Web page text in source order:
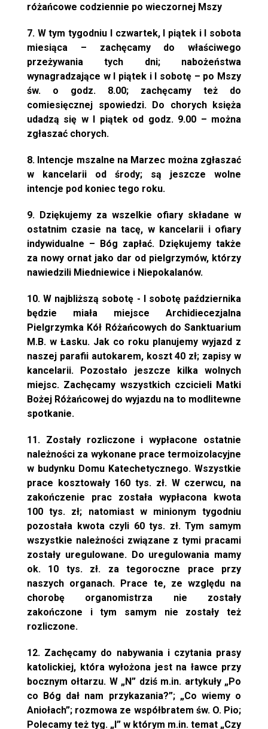
różańcowe codziennie po wieczornej Mszy
7. W tym tygodniu I czwartek, I piątek i I sobota
miesiąca – zachęcamy do właściwego
przeżywania tych dni; nabożeństwa
wynagradzające w I piątek i I sobotę – po Mszy
św. o godz. 8.00; zachęcamy też do
comiesięcznej spowiedzi. Do chorych księża
udadzą się w I piątek od godz. 9.00 – można
zgłaszać chorych.
8. Intencje mszalne na Marzec można zgłaszać
w kancelarii od środy; są jeszcze wolne
intencje pod koniec tego roku.
9. Dziękujemy za wszelkie ofiary składane w
ostatnim czasie na tacę, w kancelarii i ofiary
indywidualne – Bóg zapłać. Dziękujemy także
za nowy ornat jako dar od pielgrzymów, którzy
nawiedzili Miedniewice i Niepokalanów.
10. W najbliższą sobotę - I sobotę października
będzie miała miejsce Archidiecezjalna
Pielgrzymka Kół Różańcowych do Sanktuarium
M.B. w Łasku. Jak co roku planujemy wyjazd z
naszej parafii autokarem, koszt 40 zł; zapisy w
kancelarii. Pozostało jeszcze kilka wolnych
miejsc. Zachęcamy wszystkich czcicieli Matki
Bożej Różańcowej do wyjazdu na to modlitewne
spotkanie.
11. Zostały rozliczone i wypłacone ostatnie
należności za wykonane prace termoizolacyjne
w budynku Domu Katechetycznego. Wszystkie
prace kosztowały 160 tys. zł. W czerwcu, na
zakończenie prac została wypłacona kwota
100 tys. zł; natomiast w minionym tygodniu
pozostała kwota czyli 60 tys. zł. Tym samym
wszystkie należności związane z tymi pracami
zostały uregulowane. Do uregulowania mamy
ok. 10 tys. zł. za tegoroczne prace przy
naszych organach. Prace te, ze względu na
chorobę organomistrza nie zostały
zakończone i tym samym nie zostały też
rozliczone.
12. Zachęcamy do nabywania i czytania prasy
katolickiej, która wyłożona jest na ławce przy
bocznym ołtarzu. W „N” dziś m.in. artykuły „Po
co Bóg dał nam przykazania?”; „Co wiemy o
Aniołach”; rozmowa ze współbratem św. O. Pio;
Polecamy też tyg. „I” w którym m.in. temat „Czy